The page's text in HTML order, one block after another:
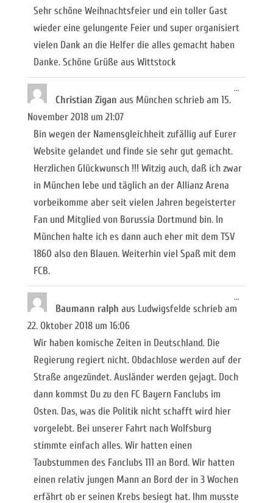
Sehr schöne Weihnachtsfeier und ein toller Gast
wieder eine gelungente Feier und super organisiert
vielen Dank an die Helfer die alles gemacht haben
Danke. Schöne Grüße aus Wittstock
Christian Zigan aus München schrieb am 15.
November 2018 um 21:07
Bin wegen der Namensgleichheit zufällig auf Eurer
Website gelandet und finde sie sehr gut gemacht.
Herzlichen Glückwunsch !!! Witzig auch, daß ich zwar
in München lebe und täglich an der Allianz Arena
vorbeikomme aber seit vielen Jahren begeisterter
Fan und Mitglied von Borussia Dortmund bin. In
München halte ich es dann auch eher mit dem TSV
1860 also den Blauen. Weiterhin viel Spaß mit dem
FCB.
...
Baumann ralph aus Ludwigsfelde schrieb am
22. Oktober 2018 um 16:06
Wir haben komische Zeiten in Deutschland. Die
Regierung regiert nicht. Obdachlose werden auf der
Straße angezündet. Ausländer werden gejagt. Doch
dann kommst Du zu den FC Bayern Fanclubs im
Osten. Das, was die Politik nicht schafft wird hier
vorgelebt. Bei unserer Fahrt nach Wolfsburg
stimmte einfach alles. Wir hatten einen
Taubstummen des Fanclubs 111 an Bord. Wir hatten
einen relativ jungen Mann an Bord der in 3 Wochen
erfährt ob er seinen Krebs besiegt hat. Ihm musste
...